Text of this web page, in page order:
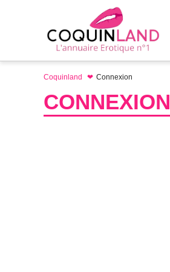
Coquinland Connexion
CONNEXION